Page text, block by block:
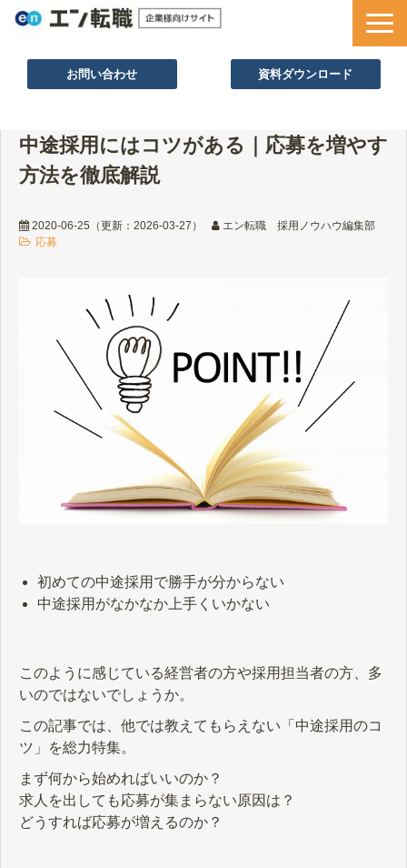
お問い合わせ 資料ダウンロード
採用ノウハウ
セミナー情報
中途採用にはコツがある｜応募を増やす
方法を徹底解説
2020-06-25 （更新： 2026-03-27 ）
エン転職 採用ノウハウ編集部
応募
初めての中途採用で勝手が分からない
中途採用がなかなか上手くいかない
このように感じている経営者の方や採用担当者の方、多
いのではないでしょうか。
この記事では、他では教えてもらえない「中途採用のコ
ツ」を総力特集。
まず何から始めればいいのか？
求人を出しても応募が集まらない原因は？
どうすれば応募が増えるのか？